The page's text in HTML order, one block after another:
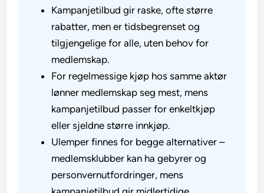
Kampanjetilbud gir raske, ofte større
rabatter, men er tidsbegrenset og
tilgjengelige for alle, uten behov for
medlemskap.
For regelmessige kjøp hos samme aktør
lønner medlemskap seg mest, mens
kampanjetilbud passer for enkeltkjøp
eller sjeldne større innkjøp.
Ulemper finnes for begge alternativer –
medlemsklubber kan ha gebyrer og
personvernutfordringer, mens